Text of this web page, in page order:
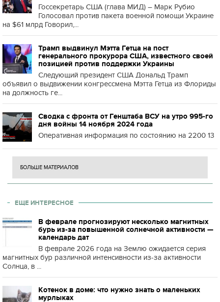
Госсекретарь США (глава МИД) – Марк Рубио
Голосовал против пакета военной помощи Украине
на $61 млрд Говорил,...
Трамп выдвинул Мэтта Гетца на пост
генерального прокурора США, известного своей
позицией против поддержки Украины
Следующий президент США Дональд Трамп
объявил о выдвижении конгрессмена Мэтта Гетца из Флориды
на должность ге...
Сводка с фронта от Генштаба ВСУ на утро 995-го
дня войны 14 ноября 2024 года
Оперативная информация по состоянию на 2200 13
БОЛЬШЕ МАТЕРИАЛОВ
ЕЩЕ ИНТЕРЕСНОЕ
В феврале прогнозируют несколько магнитных
бурь из-за повышенной солнечной активности —
календарь дат
В феврале 2026 года на Землю ожидается серия
магнитных бур различной интенсивности из-за активности
Солнца, в ...
Котенок в доме: что нужно знать о маленьких
мурлыках